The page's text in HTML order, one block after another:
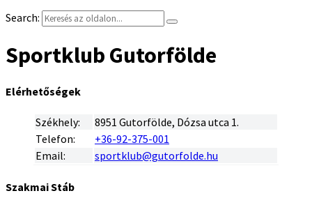
Search:
Sportklub Gutorfölde
Elérhetőségek
Székhely:
8951 Gutorfölde, Dózsa utca 1.
Telefon:
+36-92-375-001
Email:
sportklub@gutorfolde.hu
Szakmai Stáb